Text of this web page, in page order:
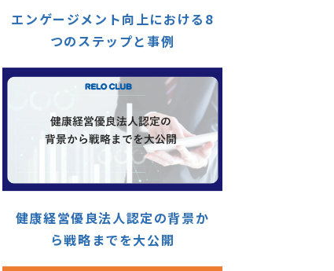
エンゲージメント向上における8
つのステップと事例
健康経営優良法人認定の背景か
ら戦略までを大公開